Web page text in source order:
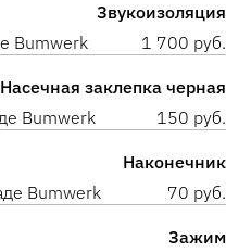
Звукоизоляция
Bumwerk 1 700 руб.
Насечная заклепка черная
Bumwerk 150 руб.
Наконечник
Bumwerk 70 руб.
Зажим